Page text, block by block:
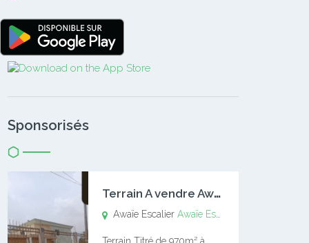
Sponsorisés
T
errain A vendre Awaïe Escalier
Awaïe EscalierAwaïe Escalier